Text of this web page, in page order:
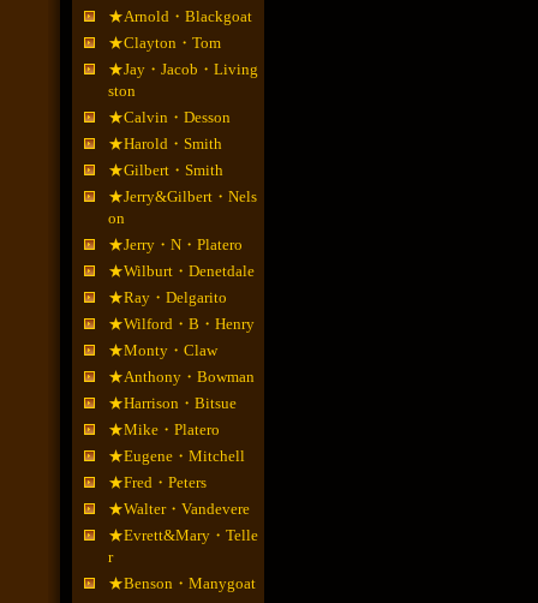
★Arnold・Blackgoat
★Clayton・Tom
★Jay・Jacob・Living
ston
★Calvin・Desson
★Harold・Smith
★Gilbert・Smith
★Jerry&Gilbert・Nels
on
★Jerry・N・Platero
★Wilburt・Denetdale
★Ray・Delgarito
★Wilford・B・Henry
★Monty・Claw
★Anthony・Bowman
★Harrison・Bitsue
★Mike・Platero
★Eugene・Mitchell
★Fred・Peters
★Walter・Vandevere
★Evrett&Mary・Telle
r
★Benson・Manygoat